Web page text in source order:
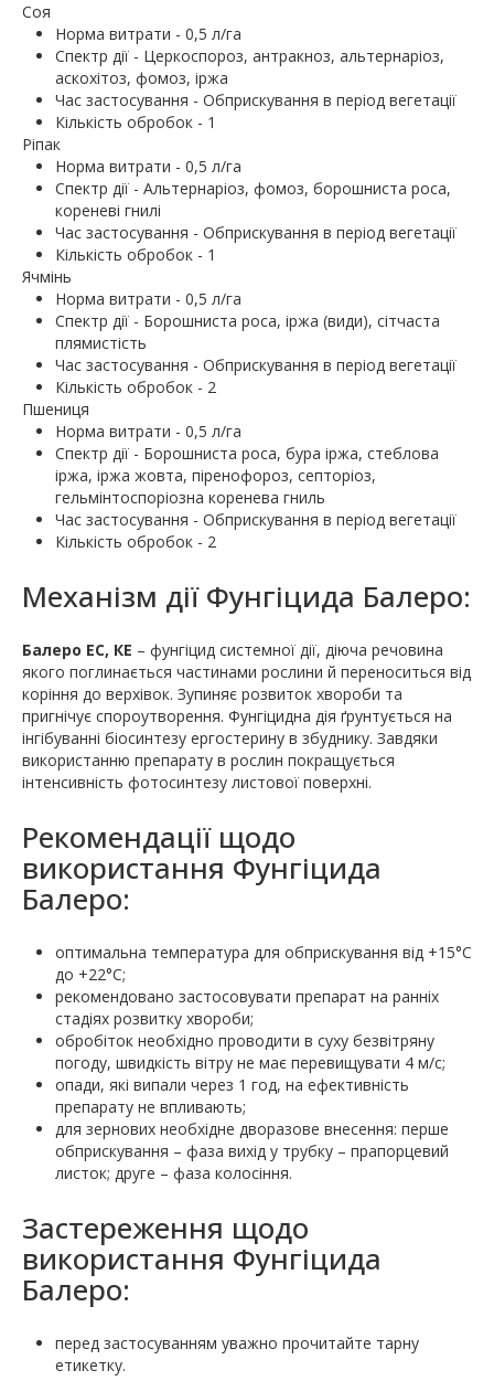
Соя
Норма витрати - 0,5 л/га
Спектр дії - Церкоспороз, антракноз, альтернаріоз,
аскохітоз, фомоз, іржа
Час застосування - Обприскування в період вегетації
Кількість обробок - 1
Ріпак
Норма витрати - 0,5 л/га
Спектр дії - Альтернаріоз, фомоз, борошниста роса,
кореневі гнилі
Час застосування - Обприскування в період вегетації
Кількість обробок - 1
Ячмінь
Норма витрати - 0,5 л/га
Спектр дії - Борошниста роса, іржа (види), сітчаста
плямистість
Час застосування - Обприскування в період вегетації
Кількість обробок - 2
Пшениця
Норма витрати - 0,5 л/га
Спектр дії - Борошниста роса, бура іржа, стеблова
іржа, іржа жовта, піренофороз, септоріоз,
гельмінтоспоріозна коренева гниль
Час застосування - Обприскування в період вегетації
Кількість обробок - 2
Механізм дії Фунгіцида Балеро:
Балеро ЕС, КЕ – фунгіцид системної дії, діюча речовина
якого поглинається частинами рослини й переноситься від
коріння до верхівок. Зупиняє розвиток хвороби та
пригнічує спороутворення. Фунгіцидна дія ґрунтується на
інгібуванні біосинтезу ергостерину в збуднику. Завдяки
використанню препарату в рослин покращується
інтенсивність фотосинтезу листової поверхні.
Рекомендації щодо
використання Фунгіцида
Балеро:
оптимальна температура для обприскування від +15°С
до +22°С;
рекомендовано застосовувати препарат на ранніх
стадіях розвитку хвороби;
обробіток необхідно проводити в суху безвітряну
погоду, швидкість вітру не має перевищувати 4 м/с;
опади, які випали через 1 год, на ефективність
препарату не впливають;
для зернових необхідне дворазове внесення: перше
обприскування – фаза вихід у трубку – прапорцевий
листок; друге – фаза колосіння.
Застереження щодо
використання Фунгіцида
Балеро:
перед застосуванням уважно прочитайте тарну
етикетку.